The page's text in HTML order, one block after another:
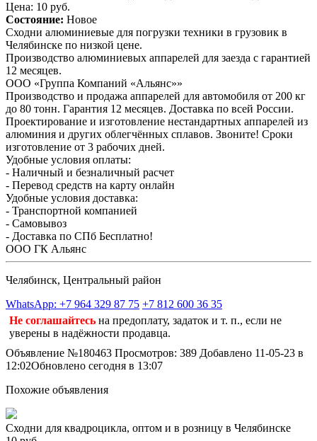
Цена: 10 руб.
Состояние: Новое
Сходни алюминиевые для погрузки техники в грузовик в
Челябинске по низкой цене.
Производство алюминиевых аппарелей для заезда с гарантией
12 месяцев.
ООО «Группа Компаний «Альянс»»
Производство и продажа аппарелей для автомобиля от 200 кг
до 80 тонн. Гарантия 12 месяцев. Доставка по всей России.
Проектирование и изготовление нестандартных аппарелей из
алюминия и других облегчённых сплавов. Звоните! Сроки
изготовление от 3 рабочих дней.
Удобные условия оплаты:
- Наличный и безналичный расчет
- Перевод средств на карту онлайн
Удобные условия доставка:
- Транспортной компанией
- Самовывоз
- Доставка по СПб Бесплатно!
ООО ГК Альянс
Челябинск, Центральный район
WhatsApp: +7 964 329 87 75 +7 812 600 36 35
Не соглашайтесь на предоплату, задаток и т. п., если не
уверены в надёжности продавца.
Объявление №180463 Просмотров: 389 Добавлено 11-05-23 в
12:02Обновлено сегодня в 13:07
Похожие объявления
Сходни для квадроцикла, оптом и в розницу в Челябинске